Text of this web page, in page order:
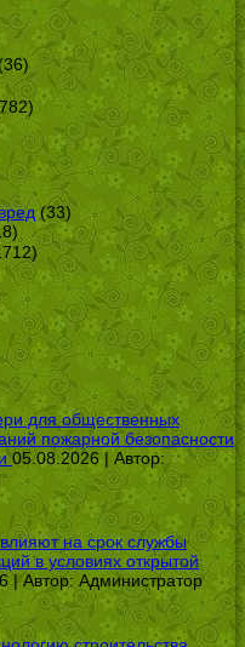
(33)
для общественных
пожарной безопасности
05.08.2026 | Автор:
на срок службы
в условиях открытой
| Автор: Администратор